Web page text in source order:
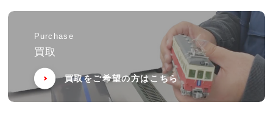
Purchase
買取
買取をご希望の方はこちら